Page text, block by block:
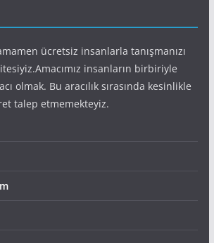
ücretsiz insanlarla tanışmanızı
insanların birbiriyle
olmak. Bu aracılık sırasında kesinlikle
talep etmemekteyiz.